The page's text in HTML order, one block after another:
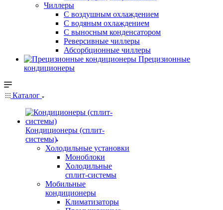
Чиллеры
С воздушным охлаждением
С водяным охлаждением
С выносным конденсатором
Реверсивные чиллеры
Абсорбционные чиллеры
Прецизионные
кондиционеры
Каталог
Кондиционеры (сплит-
системы)
Холодильные установки
Моноблоки
Холодильные
сплит-системы
Мобильные
кондиционеры
Климатизаторы